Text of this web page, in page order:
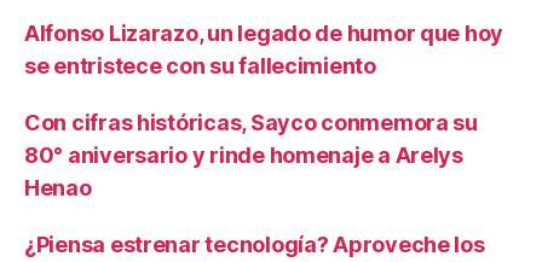
Alfonso Lizarazo, un legado de humor que hoy
se entristece con su fallecimiento
Con cifras históricas, Sayco conmemora su
80° aniversario y rinde homenaje a Arelys
Henao
¿Piensa estrenar tecnología? Aproveche los